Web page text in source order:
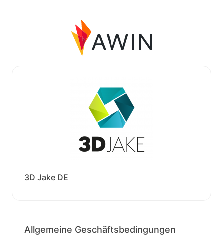
3D Jake DE
Allgemeine Geschäftsbedingungen